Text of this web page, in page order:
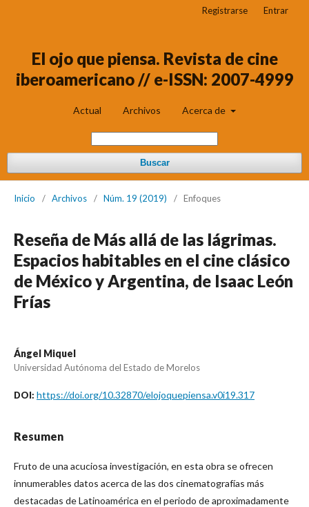
El ojo que piensa. Revista de cine
iberoamericano // e-ISSN: 2007-4999
Actual Archivos Acerca de
Buscar
Registrarse Entrar
Inicio / Archivos / Núm. 19 (2019) / Enfoques
Reseña de Más allá de las lágrimas.
Espacios habitables en el cine clásico
de México y Argentina, de Isaac León
Frías
Ángel Miquel
Universidad Autónoma del Estado de Morelos
DOI: https://doi.org/10.32870/elojoquepiensa.v0i19.317
Resumen
Fruto de una acuciosa investigación, en esta obra se ofrecen
innumerables datos acerca de las dos cinematografías más
destacadas de Latinoamérica en el periodo de aproximadamente